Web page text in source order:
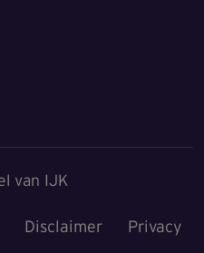
van IJK
Disclaimer Privacy